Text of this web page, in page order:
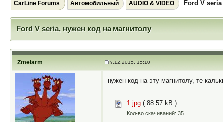
CarLine Forums Автомобильный AUDIO & VIDEO Ford V seria
Ford V seria, нужен код на магнитолу
Zmeiarm 9.12.2015, 15:10
нужен код на эту магнитолу, те
1.jpg( 88.57 kB )
Кол-во скачиваний: 35